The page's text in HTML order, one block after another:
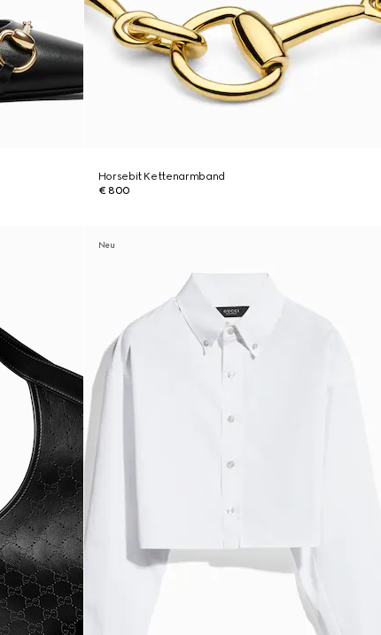
Horsebit Kettenarmband
€ 800
Neu